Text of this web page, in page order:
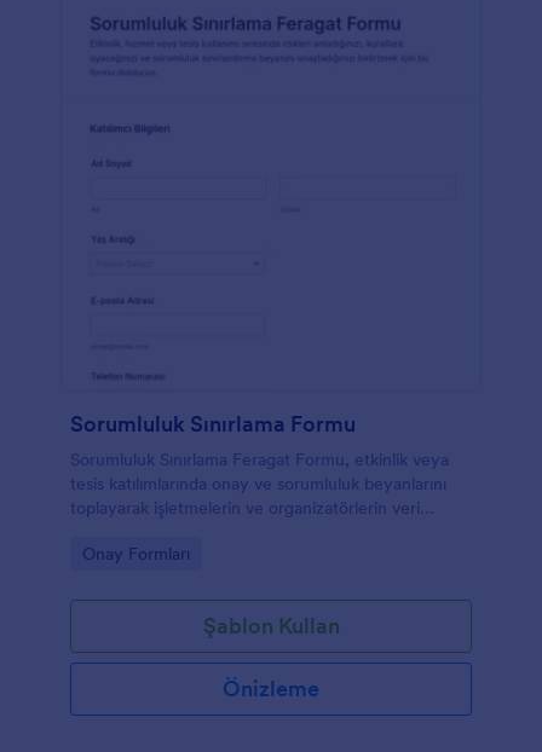
Sorumluluk Sınırlama Formu
Sorumluluk Sınırlama Feragat Formu, etkinlik veya
tesis katılımlarında onay ve sorumluluk beyanlarını
toplayarak işletmelerin ve organizatörlerin veri
yönetmesine yardımcı olur.
Go to Category:
Onay Formları
Şablon Kullan
Önizleme